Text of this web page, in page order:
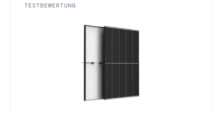
TESTBEWERTUNG